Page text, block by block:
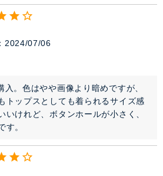
2024/07/06
。色はやや画像より暗めですが、
トップスとしても着られるサイズ感
いけれど、ボタンホールが小さく、
す。